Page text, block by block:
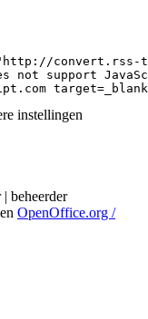
convert.rss-to-
not support
instellingen
beheerder
en OpenOffice.org /